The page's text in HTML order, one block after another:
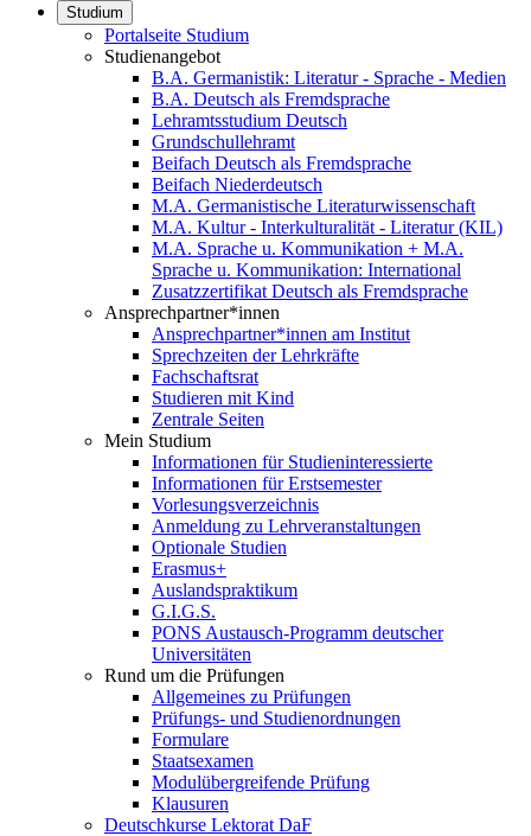
Studium
Portalseite Studium
Studienangebot
B.A. Germanistik: Literatur - Sprache - Medien
B.A. Deutsch als Fremdsprache
Lehramtsstudium Deutsch
Grundschullehramt
Beifach Deutsch als Fremdsprache
Beifach Niederdeutsch
M.A. Germanistische Literaturwissenschaft
M.A. Kultur - Interkulturalität - Literatur (KIL)
M.A. Sprache u. Kommunikation + M.A.
Sprache u. Kommunikation: International
Zusatzzertifikat Deutsch als Fremdsprache
Ansprechpartner*innen
Ansprechpartner*innen am Institut
Sprechzeiten der Lehrkräfte
Fachschaftsrat
Studieren mit Kind
Zentrale Seiten
Mein Studium
Informationen für Studieninteressierte
Informationen für Erstsemester
Vorlesungsverzeichnis
Anmeldung zu Lehrveranstaltungen
Optionale Studien
Erasmus+
Auslandspraktikum
G.I.G.S.
PONS Austausch-Programm deutscher
Universitäten
Rund um die Prüfungen
Allgemeines zu Prüfungen
Prüfungs- und Studienordnungen
Formulare
Staatsexamen
Modulübergreifende Prüfung
Klausuren
Deutschkurse Lektorat DaF